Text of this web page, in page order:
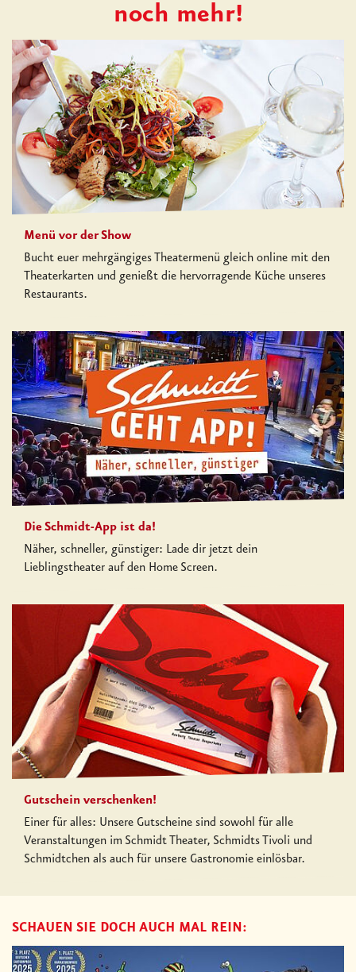
noch mehr!
Menü vor der Show
Bucht euer mehrgängiges Theatermenü gleich online mit den
Theaterkarten und genießt die hervorragende Küche unseres
Restaurants.
Die Schmidt-App ist da!
Näher, schneller, günstiger: Lade dir jetzt dein
Lieblingstheater auf den Home Screen.
Gutschein verschenken!
Einer für alles: Unsere Gutscheine sind sowohl für alle
Veranstaltungen im Schmidt Theater, Schmidts Tivoli und
Schmidtchen als auch für unsere Gastronomie einlösbar.
SCHAUEN SIE DOCH AUCH MAL REIN: